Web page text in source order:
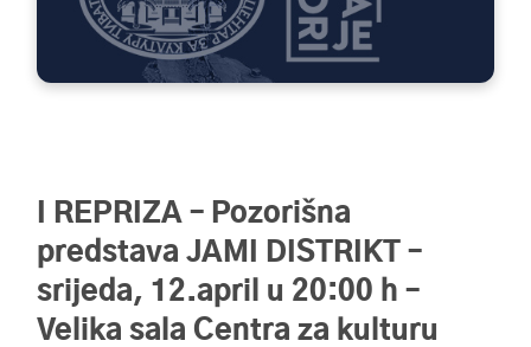
I REPRIZA – Pozorišna
predstava JAMI DISTRIKT –
srijeda, 12.april u 20:00 h –
Velika sala Centra za kulturu